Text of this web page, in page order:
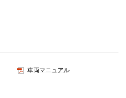
車両マニュアル